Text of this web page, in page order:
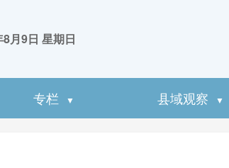
月9日 星期日
专栏 ▼ 县域观察 ▼